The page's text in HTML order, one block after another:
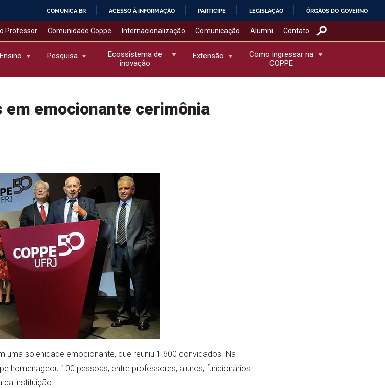
COMUNICA BR ACESSO À INFORMAÇÃO PARTICIPE LEGISLAÇÃO ÓRGÃOS DO GOVERNO
Professor Comunidade Coppe Internacionalização Comunicação Alumni Contato
Ensino Pesquisa
Ecossistema de
inovação
Extensão
Como ingressar na
COPPE
em emocionante cerimônia
solenidade emocionante, que reuniu 1.600 convidados. Na
homenageou 100 pessoas, entre professores, alunos, funcionários
da instituição.